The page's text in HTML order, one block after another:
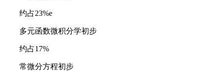
约占23%e
多元函数微积分学初步
约占17%
常微分方程初步